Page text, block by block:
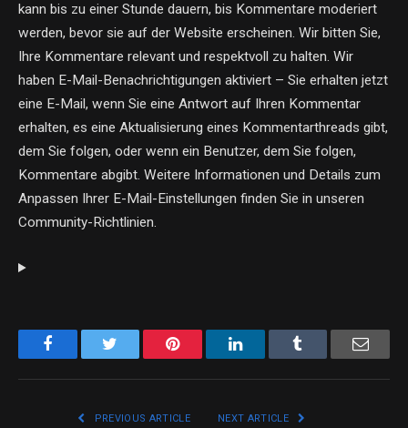
kann bis zu einer Stunde dauern, bis Kommentare moderiert
werden, bevor sie auf der Website erscheinen. Wir bitten Sie,
Ihre Kommentare relevant und respektvoll zu halten. Wir
haben E-Mail-Benachrichtigungen aktiviert – Sie erhalten jetzt
eine E-Mail, wenn Sie eine Antwort auf Ihren Kommentar
erhalten, es eine Aktualisierung eines Kommentarthreads gibt,
dem Sie folgen, oder wenn ein Benutzer, dem Sie folgen,
Kommentare abgibt. Weitere Informationen und Details zum
Anpassen Ihrer E-Mail-Einstellungen finden Sie in unseren
Community-Richtlinien.
Facebook Pinterest LinkedIn Email
PREVIOUS ARTICLE NEXT ARTICLE